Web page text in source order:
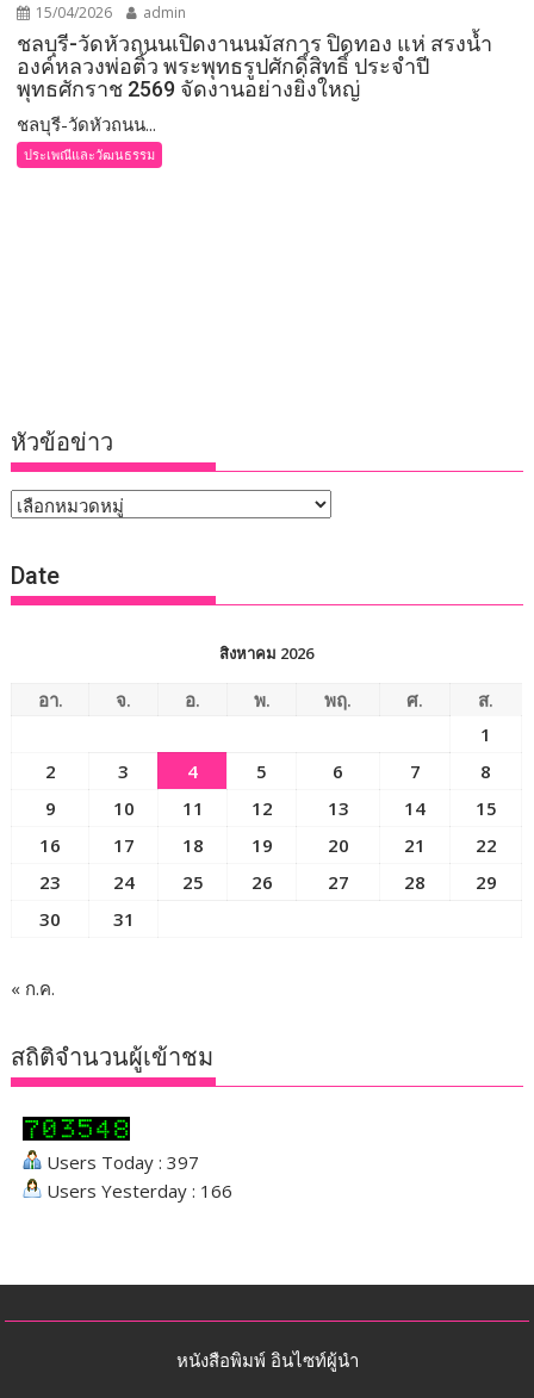
15/04/2026 admin
ชลบุรี-วัดหัวถนนเปิดงานนมัสการ ปิดทอง แห่ สรงน้ำ
องค์หลวงพ่อติ้ว พระพุทธรูปศักดิ์สิทธิ์ ประจำปี
พุทธศักราช 2569 จัดงานอย่างยิ่งใหญ่
ชลบุรี-วัดหัวถนน...
ประเพณีและวัฒนธรรม
หัวข้อข่าว
หัวข้อ
Date
สิงหาคม 2026
อา. จ. อ. พ. พฤ. ศ.
ส.
1
2
3 4 5 6 7
8
9
10 11 12 13 14
15
16
17 18 19 20 21
22
23
24 25 26 27 28
29
30
31
« ก.ค.
สถิติจำนวนผู้เข้าชม
Users Today : 397
Users Yesterday : 166
หนังสือพิมพ์ อินไซท์ผู้นำ